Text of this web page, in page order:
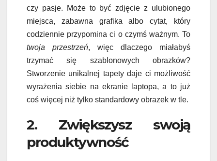
czy pasje. Może to być zdjęcie z ulubionego
miejsca, zabawna grafika albo cytat, który
codziennie przypomina ci o czymś ważnym. To
twoja przestrzeń, więc dlaczego miałabyś
trzymać się szablonowych obrazków?
Stworzenie unikalnej tapety daje ci możliwość
wyrażenia siebie na ekranie laptopa, a to już
coś więcej niż tylko standardowy obrazek w tle.
2. Zwiększysz swoją
produktywność